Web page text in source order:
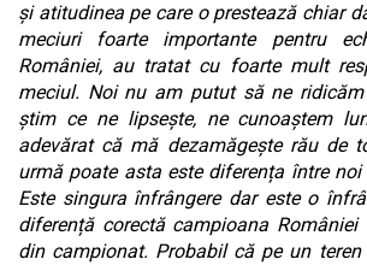
și atitudinea pe care o prestează chiar
meciuri foarte importante pentru
României, au tratat cu foarte mult
meciul. Noi nu am putut să ne
știm ce ne lipsește, ne cunoaștem
adevărat că mă dezamăgește rău de
urmă poate asta este diferența între
Este singura înfrângere dar este o
diferență corectă campioana României
din campionat. Probabil că pe un